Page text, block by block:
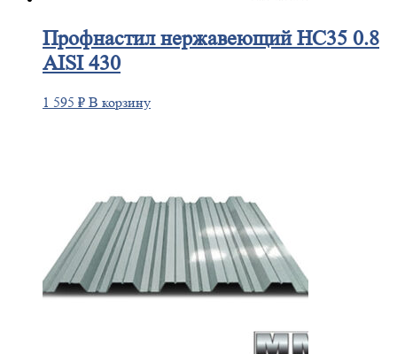
Профнастилнержавеющий НС35 0.8
AISI 430
1 595 ₽ В корзину